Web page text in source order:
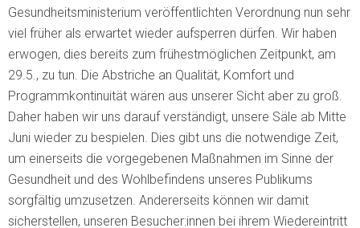
Gesundheitsministerium veröffentlichten Verordnung nun sehr
viel früher als erwartet wieder aufsperren dürfen. Wir haben
erwogen, dies bereits zum frühestmöglichen Zeitpunkt, am
29.5., zu tun. Die Abstriche an Qualität, Komfort und
Programmkontinuität wären aus unserer Sicht aber zu groß.
Daher haben wir uns darauf verständigt, unsere Säle ab Mitte
Juni wieder zu bespielen. Dies gibt uns die notwendige Zeit,
um einerseits die vorgegebenen Maßnahmen im Sinne der
Gesundheit und des Wohlbefindens unseres Publikums
sorgfältig umzusetzen. Andererseits können wir damit
sicherstellen, unseren Besucher:innen bei ihrem Wiedereintritt